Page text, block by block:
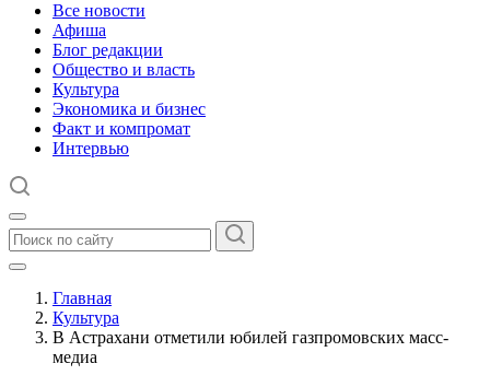
Все новости
Афиша
Блог редакции
Общество и власть
Культура
Экономика и бизнес
Факт и компромат
Интервью
Главная
Культура
В Астрахани отметили юбилей газпромовских масс-
медиа